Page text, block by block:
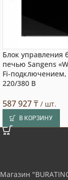
Блок управления
печью Sangens
Fi-подключением,
220/380 В
587 927₸ / шт.
В КОРЗИНУ
Магазин